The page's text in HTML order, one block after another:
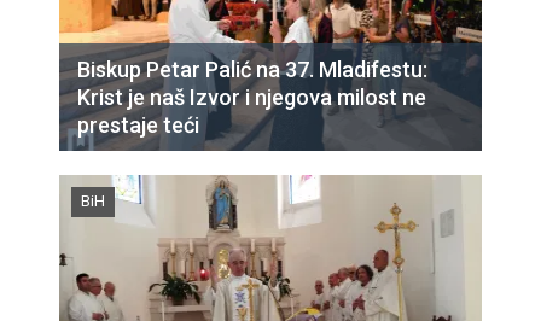
Biskup Petar Palić na 37. Mladifestu:
Krist je naš Izvor i njegova milost ne
prestaje teći
BiH